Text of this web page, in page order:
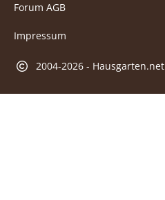
Forum AGB
Impressum
2004-2026 - Hausgarten.net